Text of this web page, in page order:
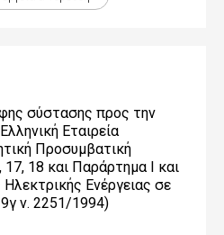
σύστασης προς την
Εταιρεία
Προσυμβατική
18 και Παράρτημα Ι και
Ενέργειας σε
ν. 2251/1994)